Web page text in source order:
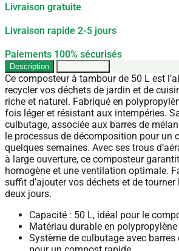
Livraison gratuite
Livraison rapide 2-5 jours
Paiements 100% sécurisés
Description
Ce composteur à tambour de 50 L est
recycler vos déchets de jardin et de
riche et naturel. Fabriqué en
fois léger et résistant aux intempéries.
culbutage, associée aux barres de
le processus de décomposition pour un
quelques semaines. Avec ses trous
à large ouverture, ce composteur
homogène et une ventilation optimale.
suffit d’ajouter vos déchets et de
deux jours.
Capacité : 50 L, idéal pour le
Matériau durable en
Système de culbutage avec